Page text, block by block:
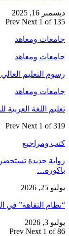
ديسمبر 16, 2025
Prev Next 1 of 135
جامعات ومعاهد
جامعات ومعاهد
رسوم التعليم
جامعات ومعاهد
تعليم اللغة العربية
Prev Next 1 of 319
كتب ومراجيع
رواية جديدة تستحضر
باكورة…
يوليو 25, 2026
“نظام التفاهة” في
يوليو 3, 2026
Prev Next 1 of 86